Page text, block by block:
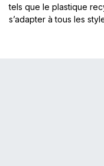
tels que le plastique
s’adapter à tous les